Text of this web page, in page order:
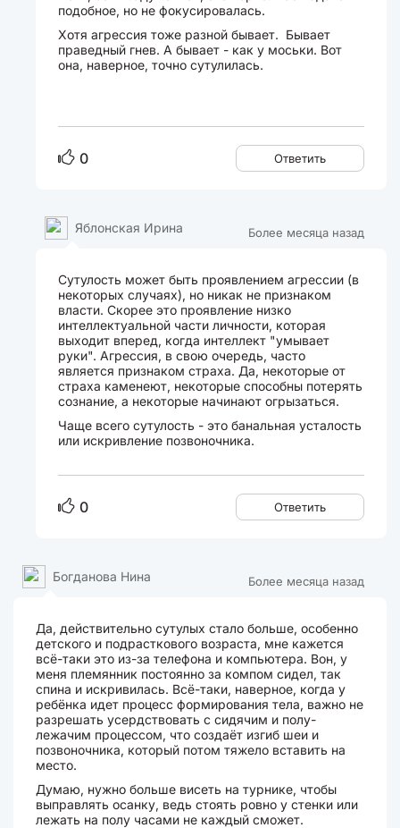
подобное, но не фокусировалась.
Хотя агрессия тоже разной бывает. Бывает
праведный гнев. А бывает - как у моськи. Вот
она, наверное, точно сутулилась.
0 Ответить
Более месяца назад
Яблонская Ирина
Сутулость может быть проявлением агрессии (в
некоторых случаях), но никак не признаком
власти. Скорее это проявление низко
интеллектуальной части личности, которая
выходит вперед, когда интеллект "умывает
руки". Агрессия, в свою очередь, часто
является признаком страха. Да, некоторые от
страха каменеют, некоторые способны потерять
сознание, а некоторые начинают огрызаться.
Чаще всего сутулость - это банальная усталость
или искривление позвоночника.
0 Ответить
Более месяца назад
Богданова Нина
Да, действительно сутулых стало больше, особенно
детского и подрасткового возраста, мне кажется
всё-таки это из-за телефона и компьютера. Вон, у
меня племянник постоянно за компом сидел, так
спина и искривилась. Всё-таки, наверное, когда у
ребёнка идет процесс формирования тела, важно не
разрешать усердствовать с сидячим и полу-
лежачим процессом, что создаёт изгиб шеи и
позвоночника, который потом тяжело вставить на
место.
Думаю, нужно больше висеть на турнике, чтобы
выправлять осанку, ведь стоять ровно у стенки или
лежать на полу часами не каждый сможет.